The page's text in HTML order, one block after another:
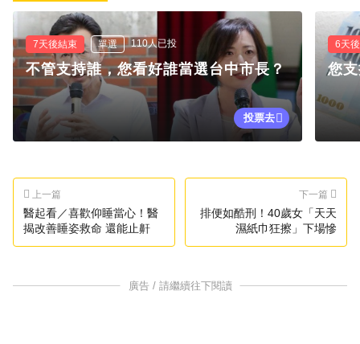
7天後結束 單選 110人已投
不管支持誰，您看好誰當選台中市長？
投票去
6天
您
上一篇
醫起看／喜歡仰睡當心！醫
揭改善睡姿救命 還能止鼾
下一篇
排便如酷刑！40歲女「天天
濕紙巾狂擦」下場慘
廣告 / 請繼續往下閱讀